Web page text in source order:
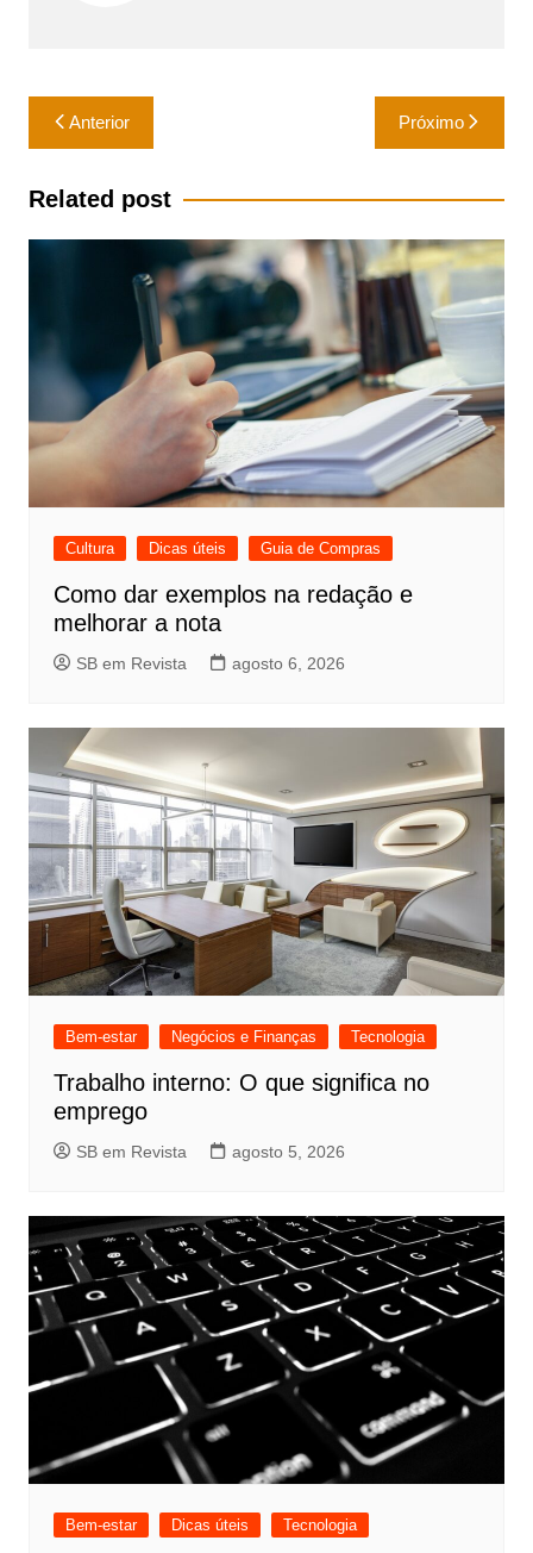
Navegação
de
Post
Anterior Próximo
Related post
Cultura Dicas úteis Guia de Compras
Como dar exemplos na redação e
melhorar a nota
SB em Revista agosto 6, 2026
Bem-estar Negócios e Finanças Tecnologia
Trabalho interno: O que significa no
emprego
SB em Revista agosto 5, 2026
Bem-estar Dicas úteis Tecnologia